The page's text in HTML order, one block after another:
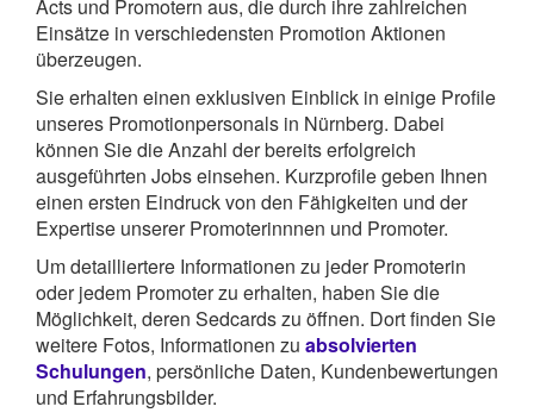
Acts und Promotern aus, die durch ihre zahlreichen
Einsätze in verschiedensten Promotion Aktionen
überzeugen.
Sie erhalten einen exklusiven Einblick in einige Profile
unseres Promotionpersonals in Nürnberg. Dabei
können Sie die Anzahl der bereits erfolgreich
ausgeführten Jobs einsehen. Kurzprofile geben Ihnen
einen ersten Eindruck von den Fähigkeiten und der
Expertise unserer Promoterinnnen und Promoter.
Um detailliertere Informationen zu jeder Promoterin
oder jedem Promoter zu erhalten, haben Sie die
Möglichkeit, deren Sedcards zu öffnen. Dort finden Sie
weitere Fotos, Informationen zu absolvierten
Schulungen, persönliche Daten, Kundenbewertungen
und Erfahrungsbilder.